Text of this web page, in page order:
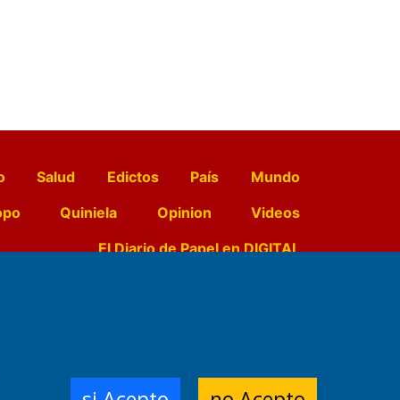
Salud Edictos País
Mundo
Quiniela Opinion
Videos
El Diario de Papel en DIGITAL